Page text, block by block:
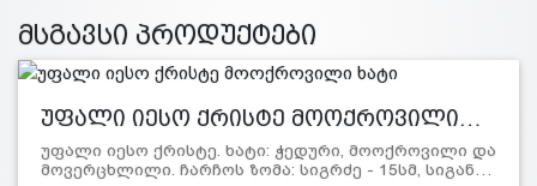
მსგავსი პროდუქტები
უფალი იესო ქრისტე მოოქროვილი…
უფალი იესო ქრისტე. ხატი: ჭედური, მოოქროვილი და
მოვერცხლილი. ჩარჩოს ზომა: სიგრძე - 15სმ, სიგან…